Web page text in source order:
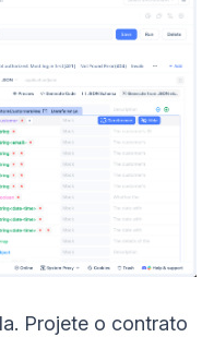
Projete o contrato